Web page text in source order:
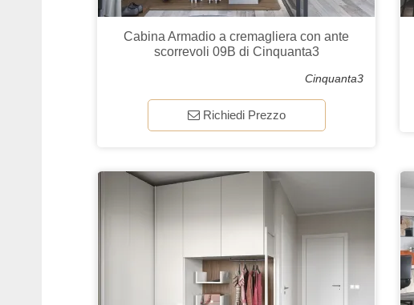
Cabina Armadio a cremagliera con ante
scorrevoli 09B di Cinquanta3
Cinquanta3
Richiedi Prezzo